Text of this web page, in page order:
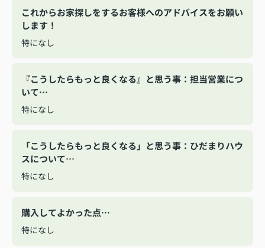
これからお家探しをするお客様へのアドバイスをお願い
します！
特になし
『こうしたらもっと良くなる』と思う事：担当営業につ
いて…
特になし
「こうしたらもっと良くなる」と思う事：ひだまりハウ
スについて…
特になし
購入してよかった点…
特になし